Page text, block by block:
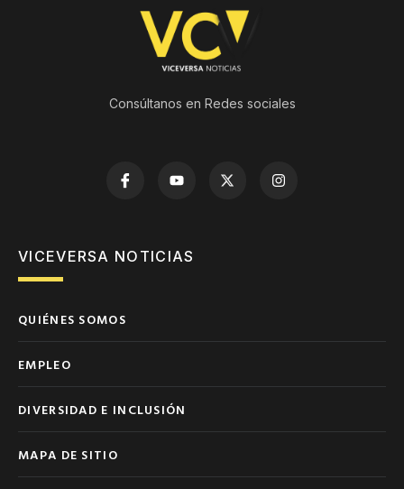
Consúltanos en Redes sociales
VICEVERSA NOTICIAS
QUIÉNES SOMOS
EMPLEO
DIVERSIDAD E INCLUSIÓN
MAPA DE SITIO